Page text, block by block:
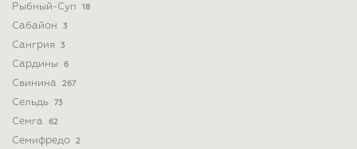
Рыбный-Суп 18
Сабайон 3
Сангрия 3
Сардины 6
Свинина 267
Сельдь 73
Семга 62
Семифредо 2